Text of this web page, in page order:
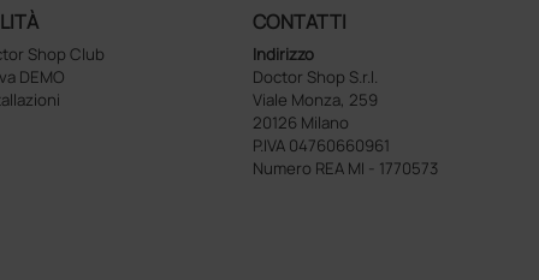
Shop Club
DEMO
CONTATTI
Indirizzo
Doctor Shop S.r.l.
Viale Monza, 259
20126 Milano
P.IVA 04760660961
Numero REA MI - 1770573